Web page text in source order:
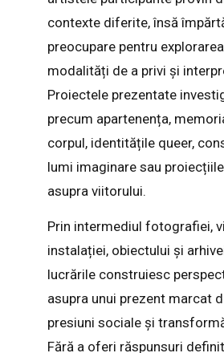
contexte diferite, însă
preocupare pentru
modalități de a privi și
Proiectele prezentate
precum apartenența,
corpul, identitățile queer,
lumi imaginare sau
asupra viitorului.
Prin intermediul fotografiei,
instalației, obiectului și
lucrările construiesc
asupra unui prezent marcat
presiuni sociale și
Fără a oferi răspunsuri